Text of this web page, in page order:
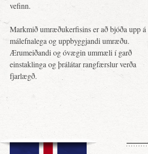
vefinn.
Markmið umræðukerfisins er að bjóða upp á
málefnalega og uppbyggjandi umræðu.
Ærumeiðandi og óvægin ummæli í garð
einstaklinga og þrálátar rangfærslur verða
fjarlægð.